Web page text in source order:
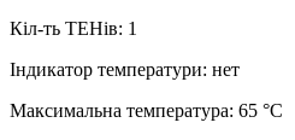
Кіл-ть ТЕНів: 1
Індикатор температури: нет
Максимальна температура: 65 °C